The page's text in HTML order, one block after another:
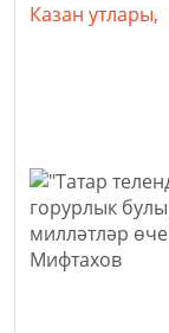
Казан утлары,